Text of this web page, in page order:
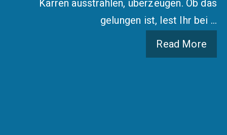
Karren ausstrahlen, überzeugen. Ob das
gelungen ist, lest Ihr bei …
Read More